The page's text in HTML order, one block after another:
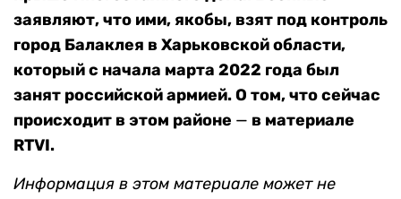
заявляют, что ими, якобы, взят под контроль
город Балаклея в Харьковской области,
который с начала марта 2022 года был
занят российской армией. О том, что сейчас
происходит в этом районе — в материале
RTVI.
Информация в этом материале может не